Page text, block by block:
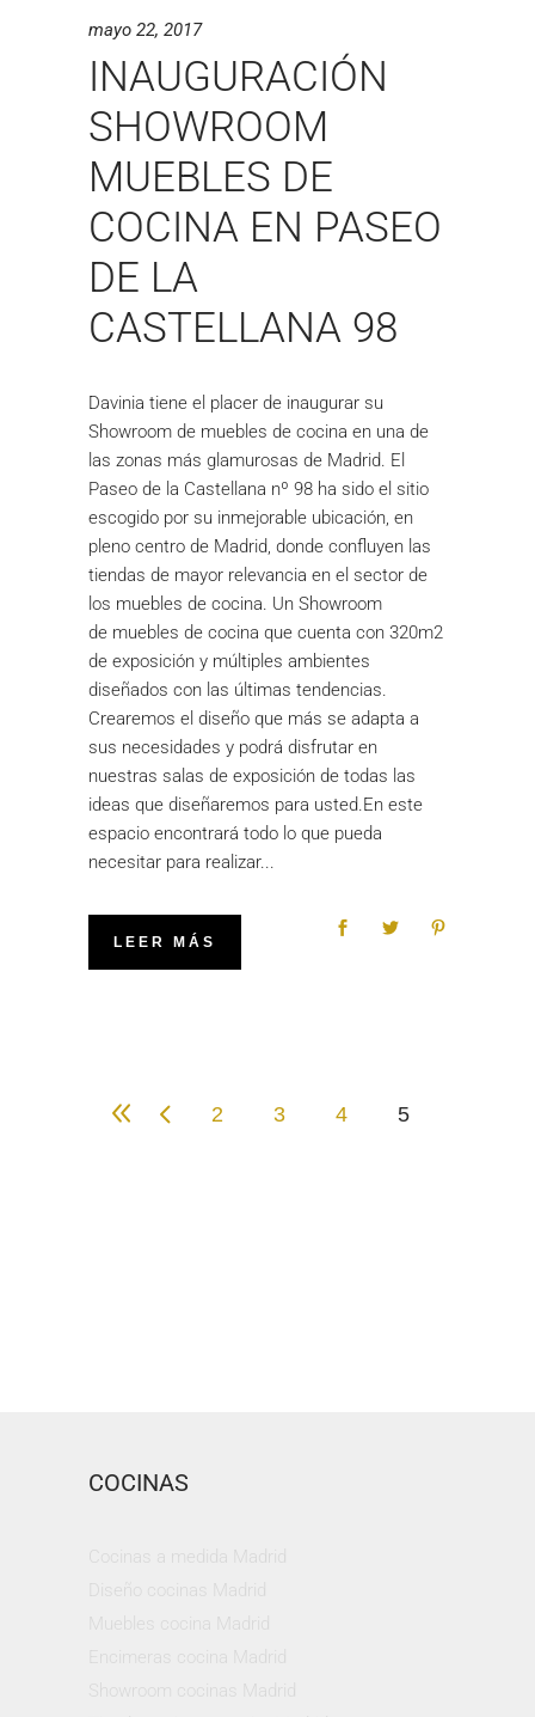
mayo 22, 2017
INAUGURACIÓN
SHOWROOM
MUEBLES DE
COCINA EN PASEO
DE LA
CASTELLANA 98
Davinia tiene el placer de inaugurar su
Showroom de muebles de cocina en una de
las zonas más glamurosas de Madrid. El
Paseo de la Castellana nº 98 ha sido el sitio
escogido por su inmejorable ubicación, en
pleno centro de Madrid, donde confluyen las
tiendas de mayor relevancia en el sector de
los muebles de cocina. Un Showroom
de muebles de cocina que cuenta con 320m2
de exposición y múltiples ambientes
diseñados con las últimas tendencias.
Crearemos el diseño que más se adapta a
sus necesidades y podrá disfrutar en
nuestras salas de exposición de todas las
ideas que diseñaremos para usted.En este
espacio encontrará todo lo que pueda
necesitar para realizar
LEER MÁS
2 3 4 5
COCINAS